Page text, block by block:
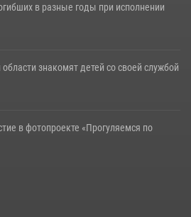
в разные годы при исполнении
знакомят детей со своей службой
в фотопроекте «Прогуляемся по